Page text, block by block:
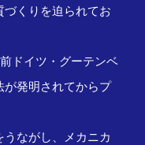
くりを迫られてお
ドイツ・グーテンベ
が発明されてからプ
ながし、メカニカ